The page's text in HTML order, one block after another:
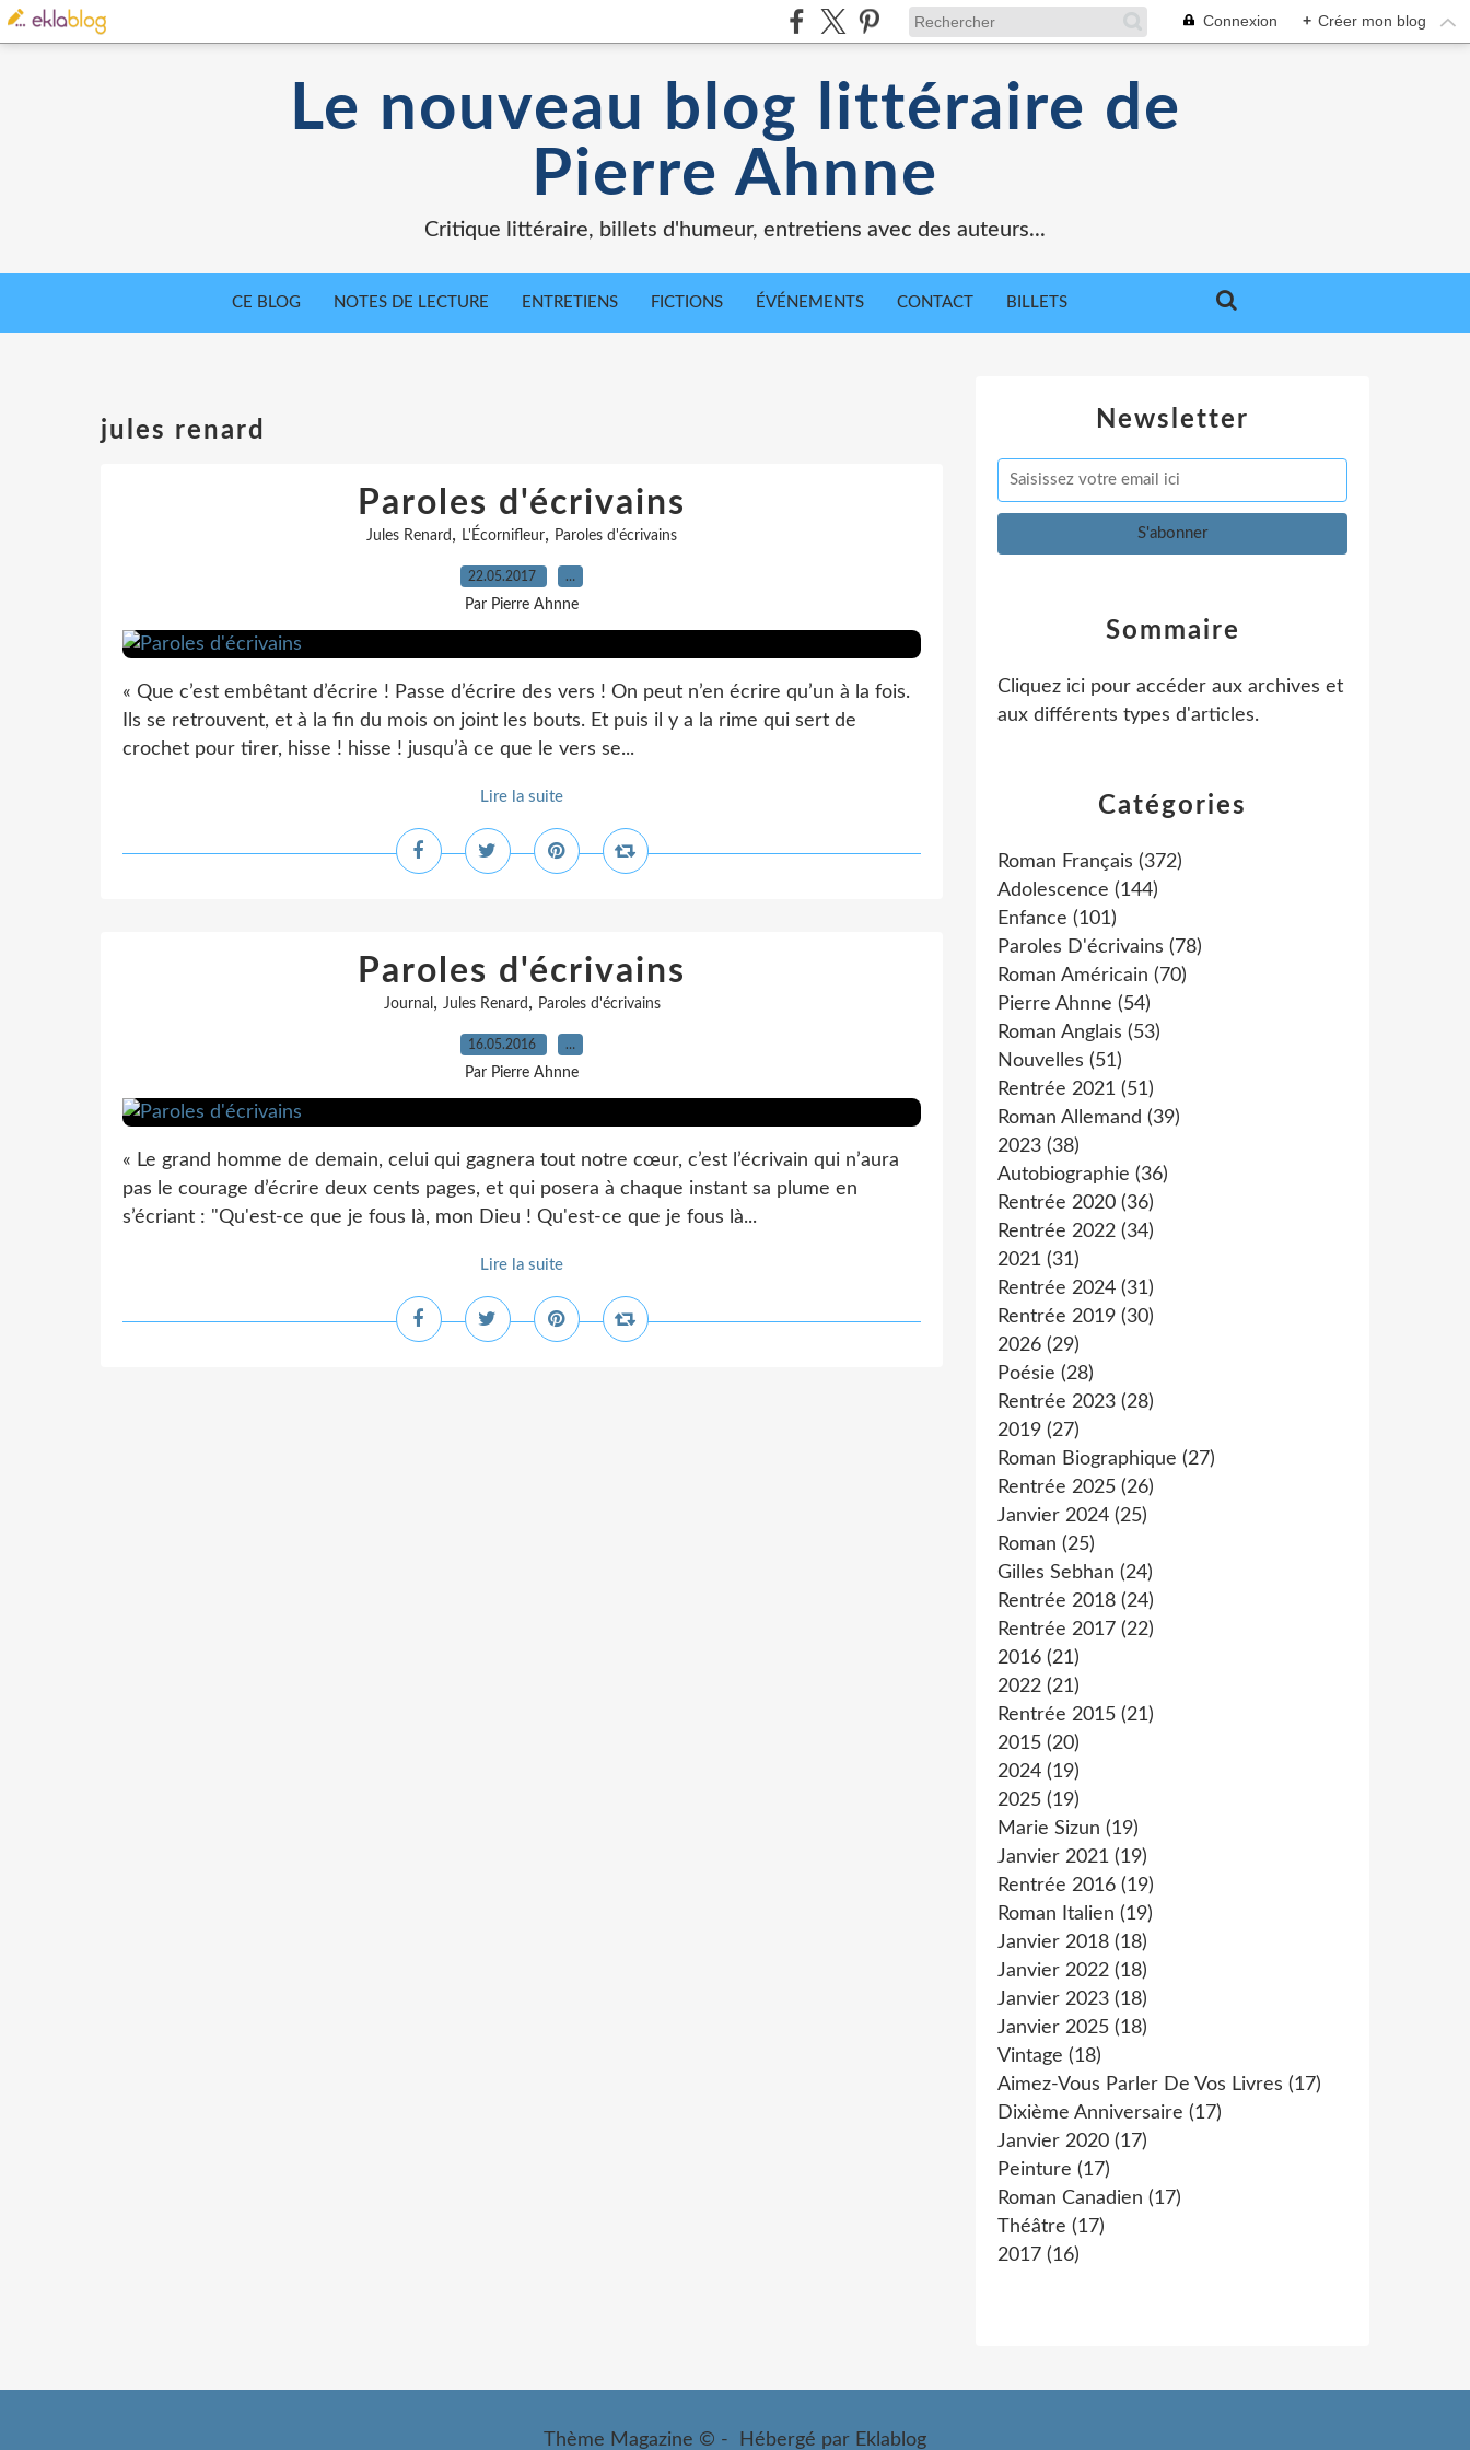
Connexion + Créer mon blog
Le nouveau blog littéraire de
Pierre Ahnne
Critique littéraire, billets d'humeur, entretiens avec des auteurs...
CE BLOG NOTES DE LECTURE ENTRETIENS FICTIONS ÉVÉNEMENTS CONTACT BILLETS
jules renard
Paroles d'écrivains
Jules Renard , L'Écornifleur, Paroles d'écrivains
22.05.2017 …
Par Pierre Ahnne
« Que c’est embêtant d’écrire ! Passe d’écrire des vers ! On peut n’en écrire qu’un à la fois.
Ils se retrouvent, et à la fin du mois on joint les bouts. Et puis il y a la rime qui sert de
crochet pour tirer, hisse ! hisse ! jusqu’à ce que le vers se...
Lire la suite
Paroles d'écrivains
Journal , Jules Renard , Paroles d'écrivains
16.05.2016 …
Par Pierre Ahnne
« Le grand homme de demain, celui qui gagnera tout notre cœur, c’est l’écrivain qui n’aura
pas le courage d’écrire deux cents pages, et qui posera à chaque instant sa plume en
s’écriant : "Qu'est-ce que je fous là, mon Dieu ! Qu'est-ce que je fous là...
Lire la suite
Newsletter
Catégories
Roman Français (372)
Adolescence (144)
Enfance (101)
Paroles D'écrivains (78)
Roman Américain (70)
Pierre Ahnne (54)
Roman Anglais (53)
Nouvelles (51)
Rentrée 2021 (51)
Roman Allemand (39)
2023 (38)
Autobiographie (36)
Rentrée 2020 (36)
Rentrée 2022 (34)
2021 (31)
Rentrée 2024 (31)
Rentrée 2019 (30)
2026 (29)
Poésie (28)
Rentrée 2023 (28)
2019 (27)
Roman Biographique (27)
Rentrée 2025 (26)
Janvier 2024 (25)
Roman (25)
Gilles Sebhan (24)
Rentrée 2018 (24)
Rentrée 2017 (22)
2016 (21)
2022 (21)
Rentrée 2015 (21)
2015 (20)
2024 (19)
2025 (19)
Marie Sizun (19)
Janvier 2021 (19)
Rentrée 2016 (19)
Roman Italien (19)
Janvier 2018 (18)
Janvier 2022 (18)
Janvier 2023 (18)
Janvier 2025 (18)
Vintage (18)
Aimez-Vous Parler De Vos Livres (17)
Dixième Anniversaire (17)
Janvier 2020 (17)
Peinture (17)
Roman Canadien (17)
Théâtre (17)
2017 (16)
Sommaire
Cliquez ici pour accéder aux archives et
aux différents types d'articles.
Thème Magazine © - Hébergé par Eklablog